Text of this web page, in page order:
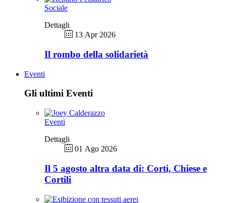
Sociale
Dettagli
13 Apr 2026
Il rombo della solidarietà
Eventi
Gli ultimi Eventi
Eventi
Dettagli
01 Ago 2026
Il 5 agosto altra data di: Corti, Chiese e
Cortili